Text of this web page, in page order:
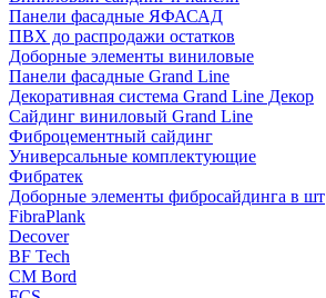
Панели фасадные ЯФАСАД
ПВХ до распродажи остатков
Доборные элементы виниловые
Панели фасадные Grand Line
Декоративная система Grand Line Декор
Сайдинг виниловый Grand Line
Фиброцементный сайдинг
Универсальные комплектующие
Фибратек
Доборные элементы фибросайдинга в шт
FibraPlank
Decover
BF Tech
CM Bord